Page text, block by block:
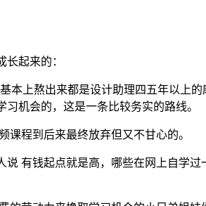
起来的：
上熬出来都是设计助理四五年以上
机会的，这是一条比较务实的路线。
课程到后来最终放弃但又不甘心的。
有钱起点就是高，哪些在网上自学